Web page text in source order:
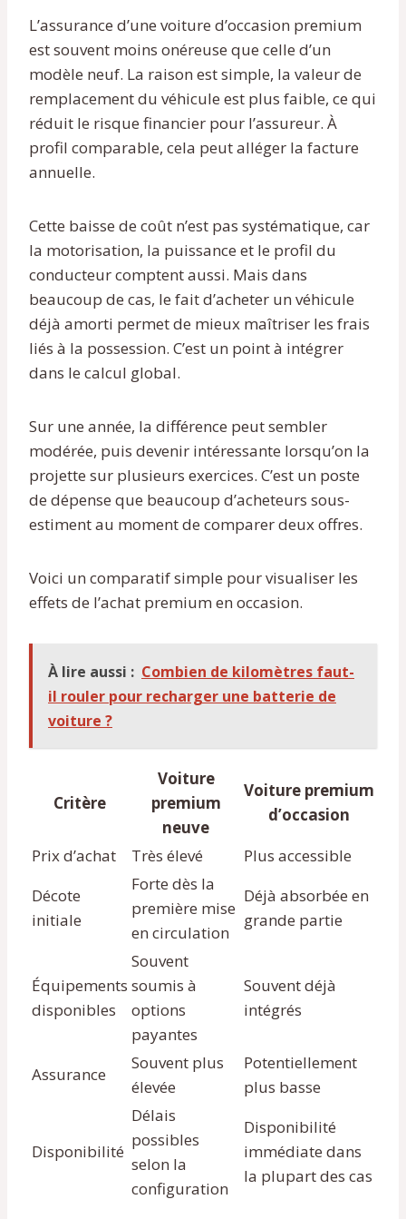
L’assurance d’une voiture d’occasion premium
est souvent moins onéreuse que celle d’un
modèle neuf. La raison est simple, la valeur de
remplacement du véhicule est plus faible, ce qui
réduit le risque financier pour l’assureur. À
profil comparable, cela peut alléger la facture
annuelle.
Cette baisse de coût n’est pas systématique, car
la motorisation, la puissance et le profil du
conducteur comptent aussi. Mais dans
beaucoup de cas, le fait d’acheter un véhicule
déjà amorti permet de mieux maîtriser les frais
liés à la possession. C’est un point à intégrer
dans le calcul global.
Sur une année, la différence peut sembler
modérée, puis devenir intéressante lorsqu’on la
projette sur plusieurs exercices. C’est un poste
de dépense que beaucoup d’acheteurs sous-
estiment au moment de comparer deux offres.
Voici un comparatif simple pour visualiser les
effets de l’achat premium en occasion.
À lire aussi : Combien de kilomètres faut-
il rouler pour recharger une batterie de
voiture ?
Critère
Voiture
premium
neuve
Voiture premium
d’occasion
Prix d’achat
Très élevé
Plus accessible
Décote
initiale
Forte dès la
première mise
en circulation
Déjà absorbée en
grande partie
Équipements
disponibles
Souvent
soumis à
options
payantes
Souvent déjà
intégrés
Assurance
Souvent plus
élevée
Potentiellement
plus basse
Disponibilité
Délais
possibles
selon la
configuration
Disponibilité
immédiate dans
la plupart des cas